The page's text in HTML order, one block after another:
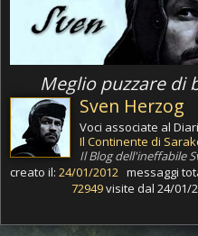
Meglio puzzare di
Sven Herzog
Voci associate al
Il Continente di
Il Blog dell'ineffabile
creato il: 24/01/2012 messaggi
72949visite dal 24/01/